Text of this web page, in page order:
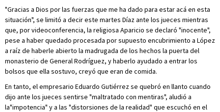
"Gracias a Dios por las fuerzas que me ha dado para estar acá en esta
situación", se limitó a decir este martes Díaz ante los jueces mientras
que, por videoconferencia, la religiosa Aparicio se declaró "inocente",
pese a haber quedado procesada por supuesto encubrimiento a López
a raíz de haberle abierto la madrugada de los hechos la puerta del
monasterio de General Rodríguez, y haberlo ayudado a entrar los
bolsos que ella sostuvo, creyó que eran de comida.
En tanto, el empresario Eduardo Gutiérrez se quebró en llanto cuando
dijo ante los jueces sentirse "maltratado con mentiras", aludió a
la"impotencia" y a las "distorsiones de la realidad" que escuchó en el